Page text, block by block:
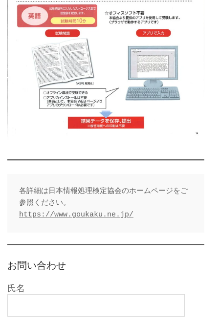
各詳細は日本情報処理検定協会のホームページをご
https://www.goukaku.ne.jp/
お問い合わせ
氏名